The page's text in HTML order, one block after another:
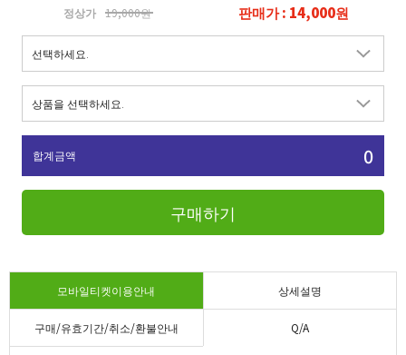
정상가 19,000원 판매가 : 14,000원
합계금액 0
구매하기
모바일티켓이용안내 상세설명
구매/유효기간/취소/환불안내 Q/A